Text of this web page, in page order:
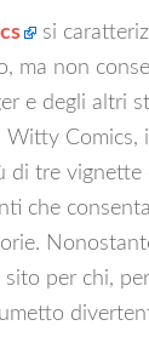
si
ma non
e degli altri
Witty
di tre vignette
che
per chi,